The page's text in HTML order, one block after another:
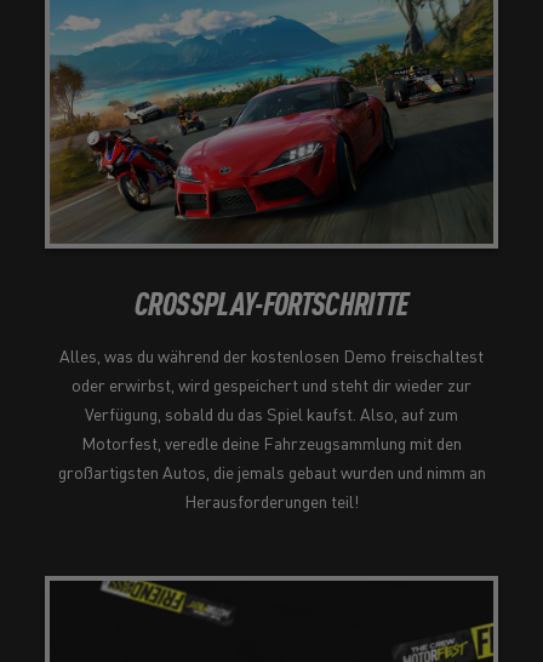
CROSSPLAY-FORTSCHRITTE
Alles, was du während der kostenlosen Demo freischaltest
oder erwirbst, wird gespeichert und steht dir wieder zur
Verfügung, sobald du das Spiel kaufst. Also, auf zum
Motorfest, veredle deine Fahrzeugsammlung mit den
großartigsten Autos, die jemals gebaut wurden und nimm an
Herausforderungen teil!